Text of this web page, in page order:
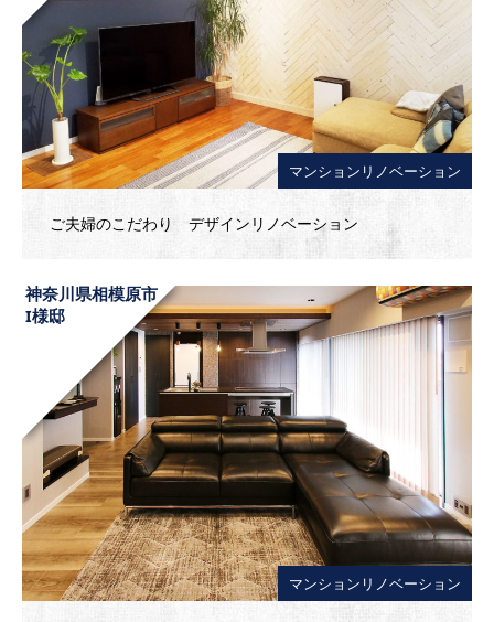
マンションリノベーション
ご夫婦のこだわり デザインリノベーション
神奈川県相模原市
I様邸
マンションリノベーション